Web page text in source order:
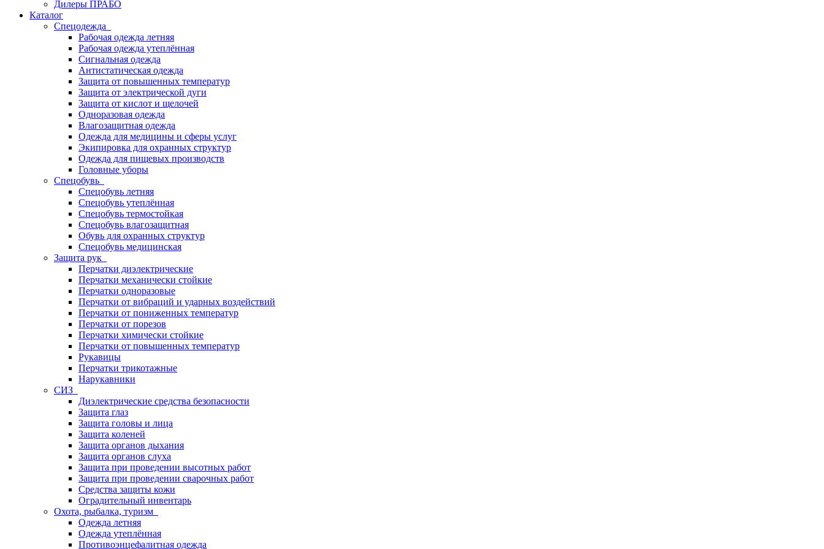
Дилеры ПРАБО
Каталог
Спецодежда
Рабочая одежда летняя
Рабочая одежда утеплённая
Сигнальная одежда
Антистатическая одежда
Защита от повышенных температур
Защита от электрической дуги
Защита от кислот и щелочей
Одноразовая одежда
Влагозащитная одежда
Одежда для медицины и сферы услуг
Экипировка для охранных структур
Одежда для пищевых производств
Головные уборы
Спецобувь
Спецобувь летняя
Спецобувь утеплённая
Спецобувь термостойкая
Спецобувь влагозащитная
Обувь для охранных структур
Спецобувь медицинская
Защита рук
Перчатки диэлектрические
Перчатки механически стойкие
Перчатки одноразовые
Перчатки от вибраций и ударных воздействий
Перчатки от пониженных температур
Перчатки от порезов
Перчатки химически стойкие
Перчатки от повышенных температур
Рукавицы
Перчатки трикотажные
Нарукавники
СИЗ
Диэлектрические средства безопасности
Защита глаз
Защита головы и лица
Защита коленей
Защита органов дыхания
Защита органов слуха
Защита при проведении высотных работ
Защита при проведении сварочных работ
Средства защиты кожи
Оградительный инвентарь
Охота, рыбалка, туризм
Одежда летняя
Одежда утеплённая
Противоэнцефалитная одежда